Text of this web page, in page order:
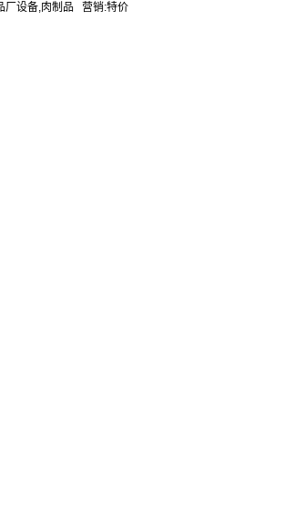
厂设备,肉制品
营销:特价